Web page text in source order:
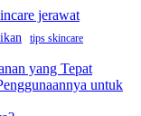
jerawat
tips skincare
yang Tepat
untuk